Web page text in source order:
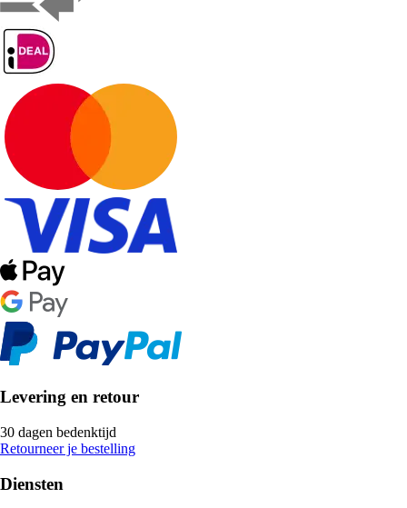
Levering en retour
30 dagen bedenktijd
Retourneer je bestelling
Diensten